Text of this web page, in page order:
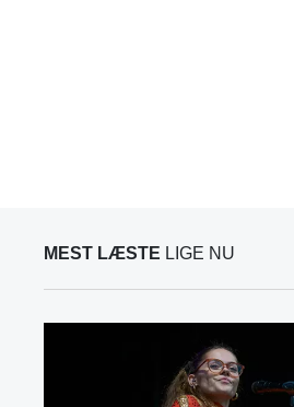
MEST LÆSTE LIGE NU